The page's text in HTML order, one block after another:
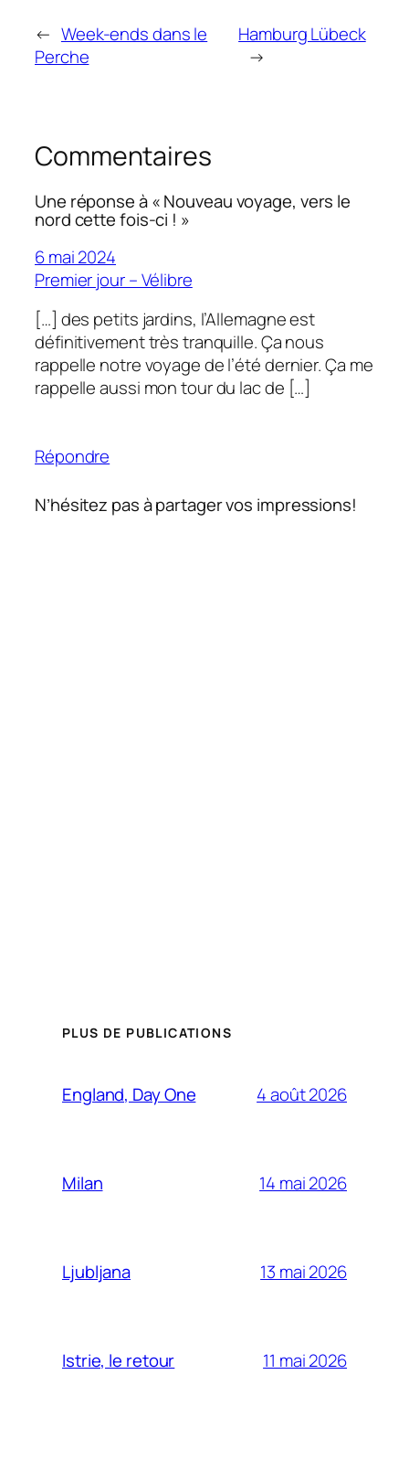
← Week-ends dans le
Perche
Hamburg Lübeck
→
Commentaires
Une réponse à « Nouveau voyage, vers le
nord cette fois-ci ! »
6 mai 2024
Premier jour – Vélibre
[…] des petits jardins, l’Allemagne est
définitivement très tranquille. Ça nous
rappelle notre voyage de l’été dernier. Ça me
rappelle aussi mon tour du lac de […]
Répondre
N’hésitez pas à partager vos impressions!
PLUS DE PUBLICATIONS
England, Day One 4 août 2026
Milan 14 mai 2026
Ljubljana 13 mai 2026
Istrie, le retour 11 mai 2026